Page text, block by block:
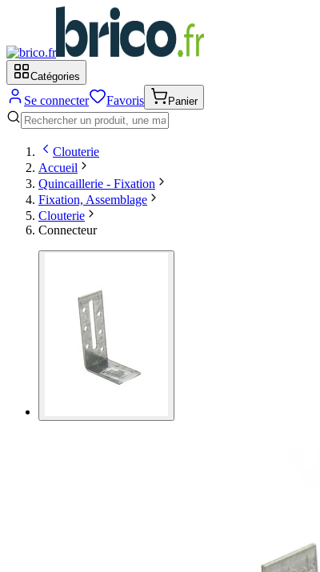
Catégories
Se connecter Favoris Panier
Clouterie
Accueil
Quincaillerie - Fixation
Fixation, Assemblage
Clouterie
Connecteur